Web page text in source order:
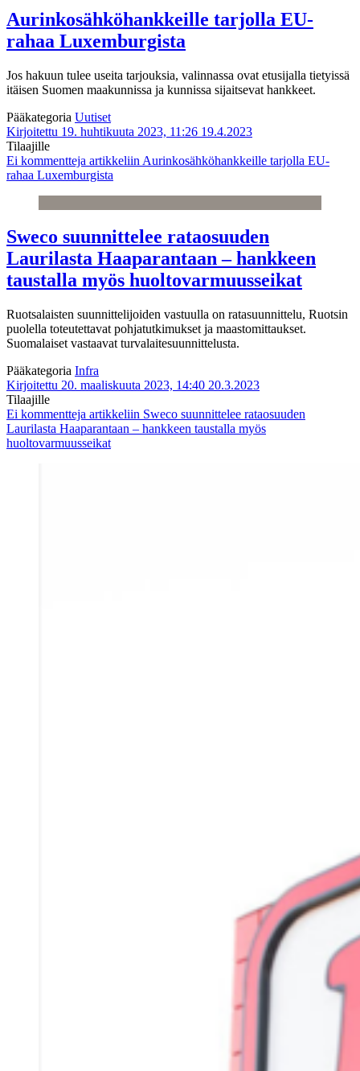
Aurinkosähköhankkeille tarjolla EU-
rahaa Luxemburgista
Jos hakuun tulee useita tarjouksia, valinnassa ovat etusijalla tietyissä
itäisen Suomen maakunnissa ja kunnissa sijaitsevat hankkeet.
Pääkategoria Uutiset
Kirjoitettu 19. huhtikuuta 2023, 11:26 19.4.2023
Tilaajille
Ei kommentteja artikkeliin Aurinkosähköhankkeille tarjolla EU-
rahaa Luxemburgista
Sweco suunnittelee rataosuuden
Laurilasta Haaparantaan – hankkeen
taustalla myös huoltovarmuusseikat
Ruotsalaisten suunnittelijoiden vastuulla on ratasuunnittelu, Ruotsin
puolella toteutettavat pohjatutkimukset ja maastomittaukset.
Suomalaiset vastaavat turvalaitesuunnittelusta.
Pääkategoria Infra
Kirjoitettu 20. maaliskuuta 2023, 14:40 20.3.2023
Tilaajille
Ei kommentteja artikkeliin Sweco suunnittelee rataosuuden
Laurilasta Haaparantaan – hankkeen taustalla myös
huoltovarmuusseikat